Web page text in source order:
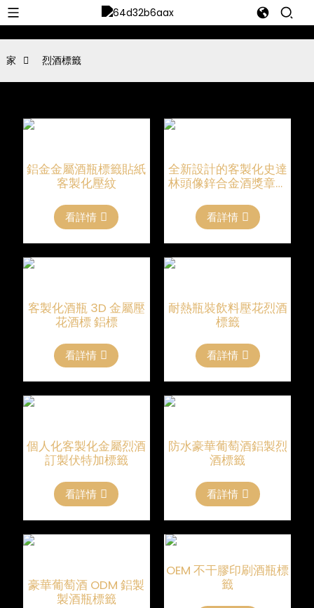
家 烈酒標籤
鋁金金屬酒瓶標籤貼紙
客製化壓紋
看詳情
全新設計的客製化史達
林頭像鋅合金酒獎章標
看詳情
客製化酒瓶 3D 金屬壓
花酒標 鋁標
看詳情
耐熱瓶裝飲料壓花烈酒
標籤
看詳情
個人化客製化金屬烈酒
訂製伏特加標籤
看詳情
防水豪華葡萄酒鋁製烈
酒標籤
看詳情
豪華葡萄酒 ODM 鋁製
製酒瓶標籤
OEM 不干膠印刷酒瓶標
籤